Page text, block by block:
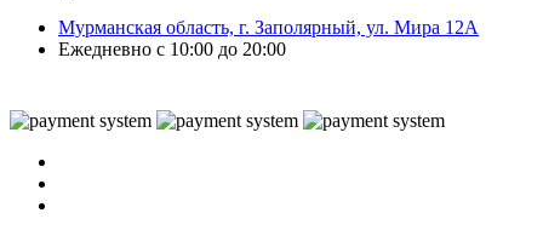
Мурманская область, г. Заполярный, ул. Мира 12А
Ежедневно с 10:00 до 20:00